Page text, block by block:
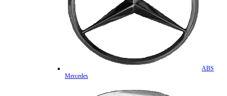
ABS
Mercedes